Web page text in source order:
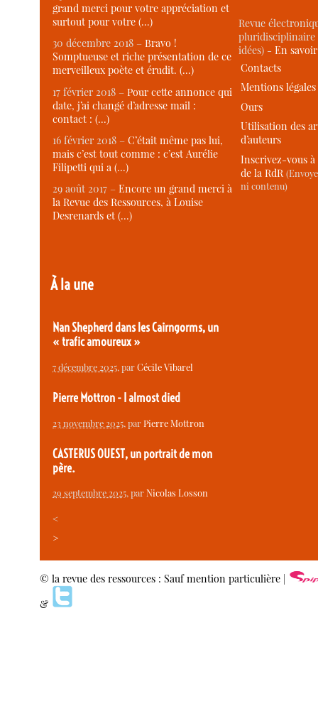
grand merci pour votre appréciation et
surtout pour votre (…)
30 décembre 2018 –Bravo !
Somptueuse et riche présentation de ce
merveilleux poète et érudit. (…)
17 février 2018 –Pour cette annonce qui
date, j’ai changé d’adresse mail :
contact : (…)
16 février 2018 –C’était même pas lui,
mais c’est tout comme : c’est Aurélie
Filipetti qui a (…)
29 août 2017 –Encore un grand merci à
la Revue des Ressources, à Louise
Desrenards et (…)
À la une
Nan Shepherd dans les Cairngorms, un
« trafic amoureux »
7 décembre 2025, parCécile Vibarel
Pierre Mottron - I almost died
23 novembre 2025, parPierre Mottron
CASTERUS OUEST, un portrait de mon
père.
29 septembre 2025, parNicolas Losson
<
>
Revue
idées) -En
Contacts
Mentions légales
Ours
Utilisation des
d’auteurs
Inscrivez-vous
de la RdR
ni contenu)
© la revue des ressources : Sauf mention particulière |
&